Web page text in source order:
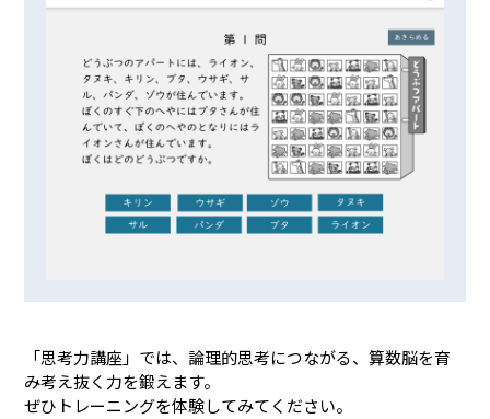
「思考力講座」では、論理的思考につながる、算数脳を育
み考え抜く力を鍛えます。
ぜひトレーニングを体験してみてください。